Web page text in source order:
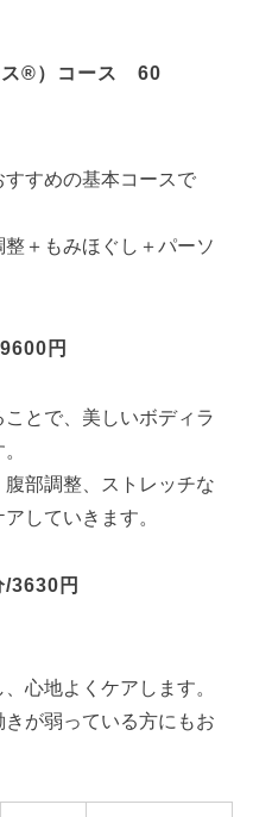
ス®）コース 60
すめの基本コースで
＋もみほぐし＋パーソ
円
とで、美しいボディラ
部調整、ストレッチな
していきます。
3630円
心地よくケアします。
が弱っている方にもお